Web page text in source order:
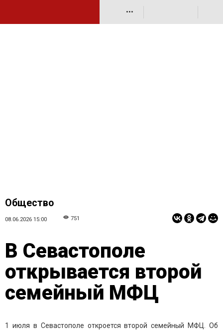
•••
Общество
08.06.2026 15:00 751
В Севастополе
открывается второй
семейный МФЦ
1 июля в Севастополе откроется второй семейный МФЦ. Об